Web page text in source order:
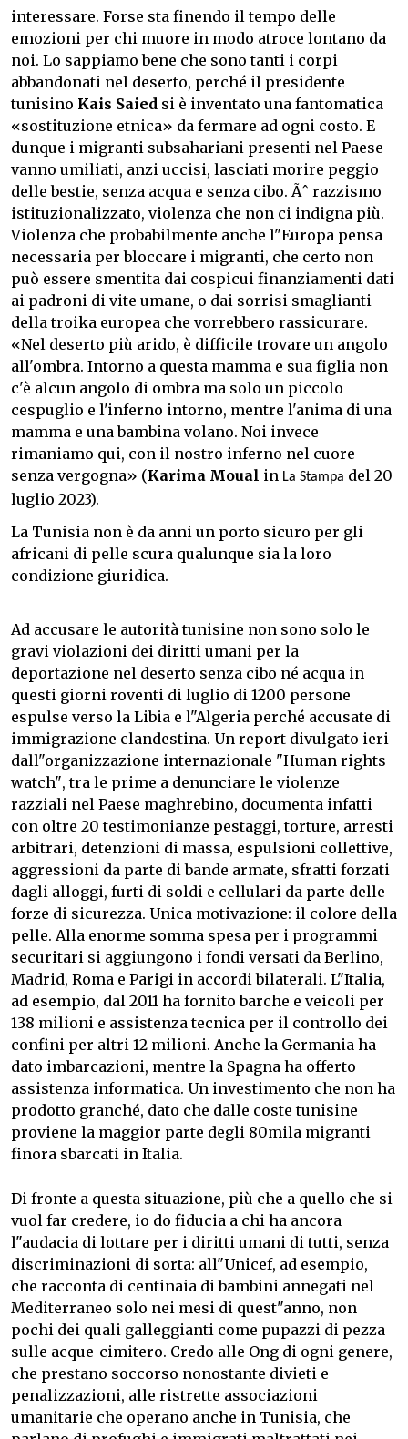
interessare. Forse sta finendo il tempo delle
emozioni per chi muore in modo atroce lontano da
noi. Lo sappiamo bene che sono tanti i corpi
abbandonati nel deserto, perché il presidente
tunisino Kais Saied si è inventato una fantomatica
«sostituzione etnica» da fermare ad ogni costo. E
dunque i migranti subsahariani presenti nel Paese
vanno umiliati, anzi uccisi, lasciati morire peggio
delle bestie, senza acqua e senza cibo. Ãˆ razzismo
istituzionalizzato, violenza che non ci indigna più.
Violenza che probabilmente anche l"Europa pensa
necessaria per bloccare i migranti, che certo non
può essere smentita dai cospicui finanziamenti dati
ai padroni di vite umane, o dai sorrisi smaglianti
della troika europea che vorrebbero rassicurare.
«Nel deserto più arido, è difficile trovare un angolo
all'ombra. Intorno a questa mamma e sua figlia non
c'è alcun angolo di ombra ma solo un piccolo
cespuglio e l'inferno intorno, mentre l'anima di una
mamma e una bambina volano. Noi invece
rimaniamo qui, con il nostro inferno nel cuore
senza vergogna» (Karima Moual in La Stampa del 20
luglio 2023).
La Tunisia non è da anni un porto sicuro per gli
africani di pelle scura qualunque sia la loro
condizione giuridica.
Ad accusare le autorità tunisine non sono solo le
gravi violazioni dei diritti umani per la
deportazione nel deserto senza cibo né acqua in
questi giorni roventi di luglio di 1200 persone
espulse verso la Libia e l"Algeria perché accusate di
immigrazione clandestina. Un report divulgato ieri
dall"organizzazione internazionale "Human rights
watch", tra le prime a denunciare le violenze
razziali nel Paese maghrebino, documenta infatti
con oltre 20 testimonianze pestaggi, torture, arresti
arbitrari, detenzioni di massa, espulsioni collettive,
aggressioni da parte di bande armate, sfratti forzati
dagli alloggi, furti di soldi e cellulari da parte delle
forze di sicurezza. Unica motivazione: il colore della
pelle. Alla enorme somma spesa per i programmi
securitari si aggiungono i fondi versati da Berlino,
Madrid, Roma e Parigi in accordi bilaterali. L"Italia,
ad esempio, dal 2011 ha fornito barche e veicoli per
138 milioni e assistenza tecnica per il controllo dei
confini per altri 12 milioni. Anche la Germania ha
dato imbarcazioni, mentre la Spagna ha offerto
assistenza informatica. Un investimento che non ha
prodotto granché, dato che dalle coste tunisine
proviene la maggior parte degli 80mila migranti
finora sbarcati in Italia.
Di fronte a questa situazione, più che a quello che si
vuol far credere, io do fiducia a chi ha ancora
l"audacia di lottare per i diritti umani di tutti, senza
discriminazioni di sorta: all"Unicef, ad esempio,
che racconta di centinaia di bambini annegati nel
Mediterraneo solo nei mesi di quest"anno, non
pochi dei quali galleggianti come pupazzi di pezza
sulle acque-cimitero. Credo alle Ong di ogni genere,
che prestano soccorso nonostante divieti e
penalizzazioni, alle ristrette associazioni
umanitarie che operano anche in Tunisia, che